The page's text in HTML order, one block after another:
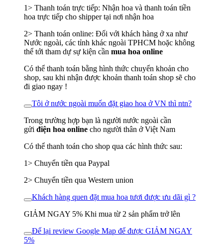
1> Thanh toán trực tiếp: Nhận hoa và thanh toán tiền
hoa trực tiếp cho shipper tại nơi nhận hoa
2> Thanh toán online: Đối với khách hàng ở xa như
Nước ngoài, các tỉnh khác ngoài TPHCM hoặc không
thể tới tham dự sự kiện cần mua hoa online
Có thể thanh toán bằng hình thức chuyển khoản cho
shop, sau khi nhận được khoản thanh toán shop sẽ cho
đi giao ngay !
Tôi ở nước ngoài muốn đặt giao hoa ở VN thì ntn?
Trong trường hợp bạn là người nước ngoài cần
gửi điện hoa online cho người thân ở Việt Nam
Có thể thanh toán cho shop qua các hình thức sau:
1> Chuyển tiền qua Paypal
2> Chuyển tiền qua Western union
Khách hàng quen đặt mua hoa tươi được ưu dãi gì ?
GIẢM NGAY 5% Khi mua từ 2 sản phẩm trở lên
Để lại review Google Map để được GIẢM NGAY
5%